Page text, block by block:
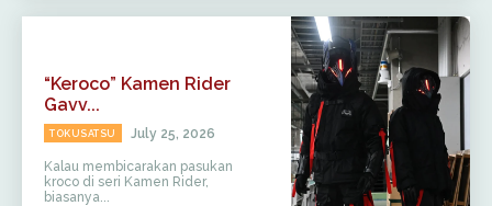
“Keroco” Kamen Rider
Gavv...
TOKUSATSU July 25, 2026
Kalau membicarakan pasukan
kroco di seri Kamen Rider,
biasanya...